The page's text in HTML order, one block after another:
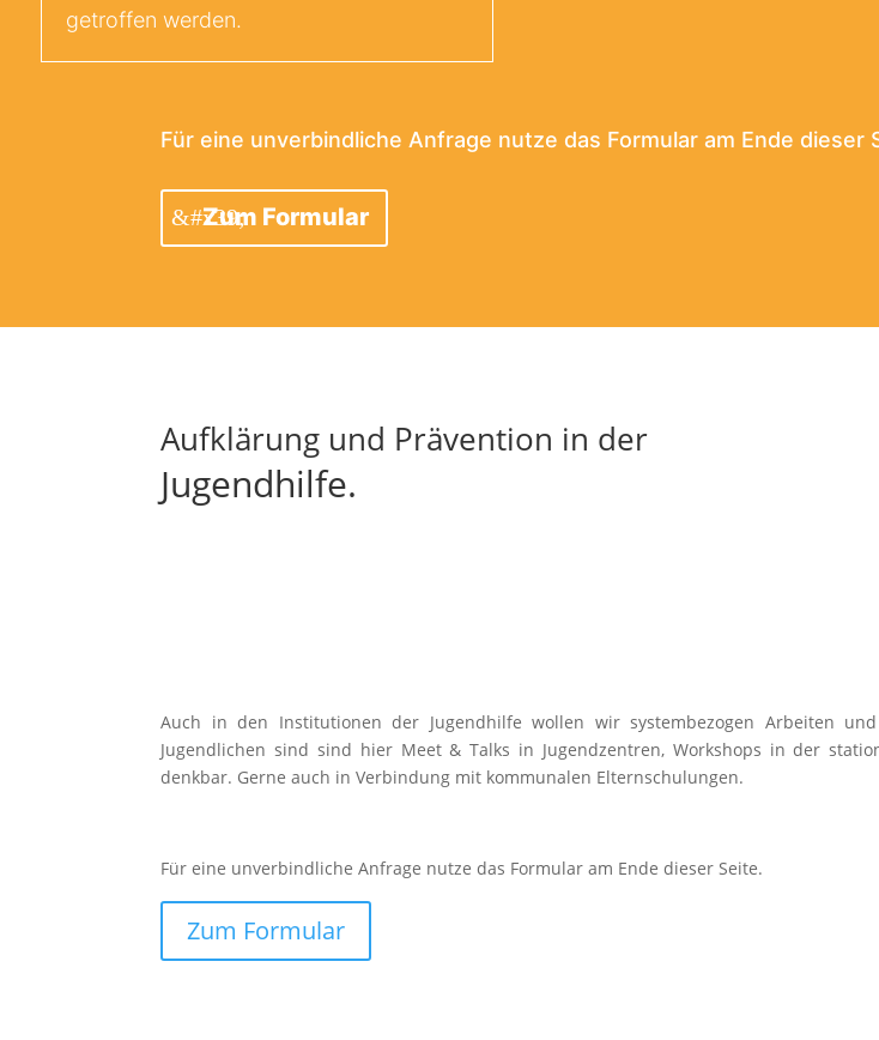
getroffen werden.
Für eine unverbindliche Anfrage nutze das Formular am Ende dieser
Zum Formular
Aufklärung und Prävention in der
Jugendhilfe.
Auch in den Institutionen der Jugendhilfe wollen wir systembezogen Arbeiten
Jugendlichen sind sind hier Meet & Talks in Jugendzentren, Workshops in der
denkbar. Gerne auch in Verbindung mit kommunalen Elternschulungen.
Für eine unverbindliche Anfrage nutze das Formular am Ende dieser Seite.
Zum Formular